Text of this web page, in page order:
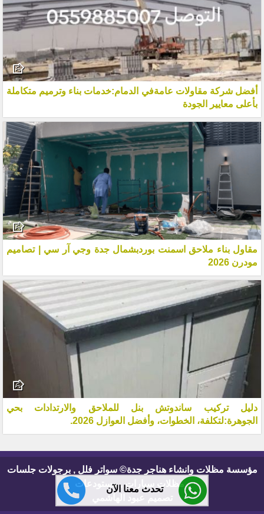
تحدث معنا الآن
أفضل شركة مقاولات عامةفي الدمام:خدمات بناء وترميم متكاملة
بأعلى معايير الجودة
مقاول بناء ملاحق اسمنت بوردبشمال جدة وجي آر سي | تصاميم
مودرن 2026
دليل تركيب ساندوتش بنل للملاحق والارتدادات بحي
الجوهرة:لتكلفة، الخطوات، وأفضل العوازل 2026.
مؤسسة مظلات وانشاء هناجر جدة© سواتر فلل , برجولات جلسات
, مظلات سيارات , مستودعات